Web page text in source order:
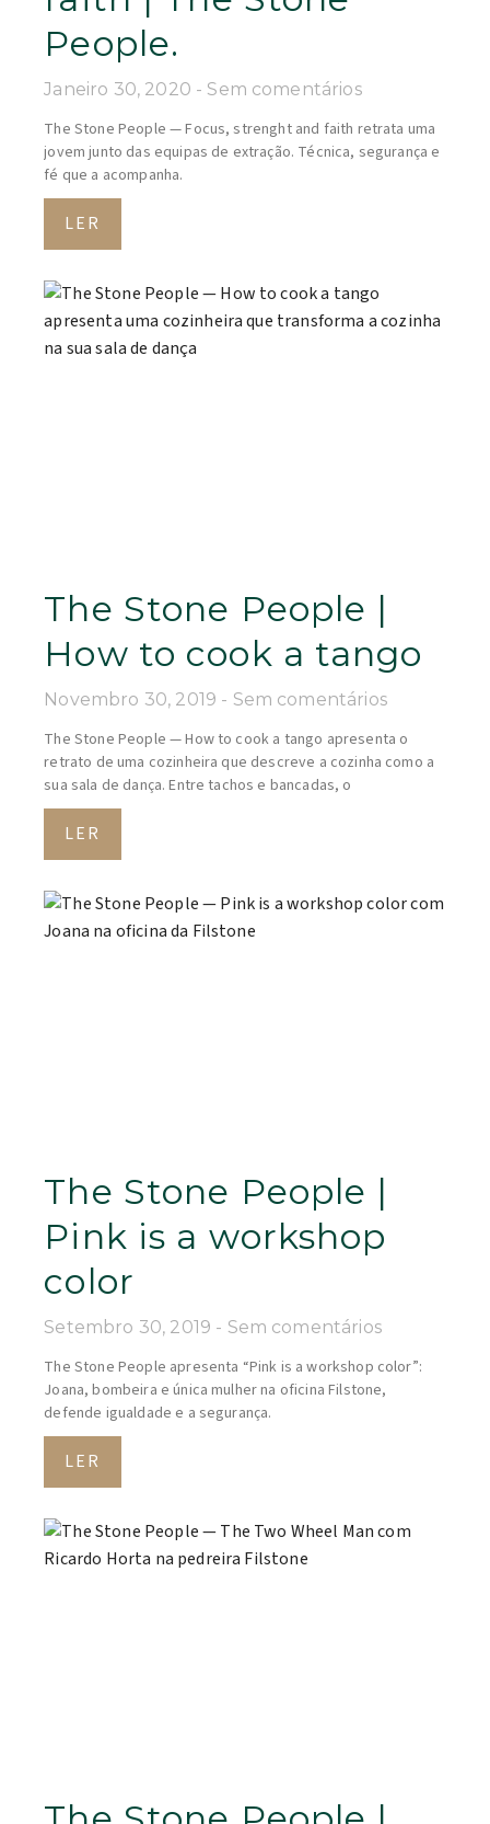
People.
Janeiro 30, 2020 Sem comentários
The Stone People — Focus, strenght and faith retrata uma
jovem junto das equipas de extração. Técnica, segurança e
fé que a acompanha.
LER
The Stone People |
How to cook a tango
Novembro 30, 2019 Sem comentários
The Stone People — How to cook a tango apresenta o
retrato de uma cozinheira que descreve a cozinha como a
sua sala de dança. Entre tachos e bancadas, o
LER
The Stone People |
Pink is a workshop
color
Setembro 30, 2019 Sem comentários
The Stone People apresenta “Pink is a workshop color”:
Joana, bombeira e única mulher na oficina Filstone,
defende igualdade e a segurança.
LER